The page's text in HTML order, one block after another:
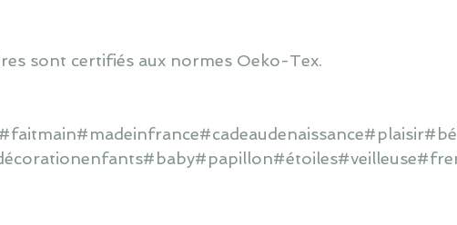
sont certifiés aux normes Oeko-Tex.